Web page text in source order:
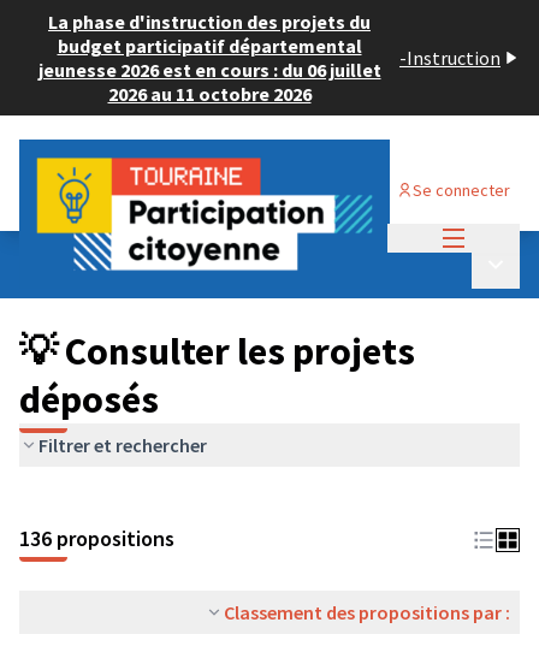
La phase d'instruction des projets du
budget participatif départemental
jeunesse 2026 est en cours : du 06 juillet
2026 au 11 octobre 2026
-Instruction
Se connecter
Budget Participatif JEUNESSE 2024
💡 Consulter les projets déposés
💡 Consulter les projets
déposés
Filtrer et rechercher
136 propositions
Classement des propositions par :